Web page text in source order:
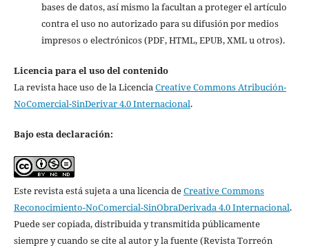
bases de datos, así mismo la facultan a proteger el artículo
contra el uso no autorizado para su difusión por medios
impresos o electrónicos (PDF, HTML, EPUB, XML u otros).
Licencia para el uso del contenido
La revista hace uso de la LicenciaCreative Commons Atribución-
NoComercial-SinDerivar 4.0 Internacional.
Bajo esta declaración:
Este revista está sujeta a una licencia deCreative Commons
Reconocimiento-NoComercial-SinObraDerivada 4.0 Internacional.
Puede ser copiada, distribuida y transmitida públicamente
siempre y cuando se cite al autor y la fuente (Revista Torreón